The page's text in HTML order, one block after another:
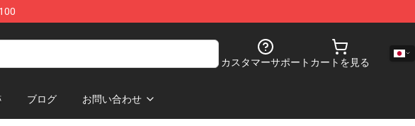
カスタマーサポート カートを見る
ブログ お問い合わせ